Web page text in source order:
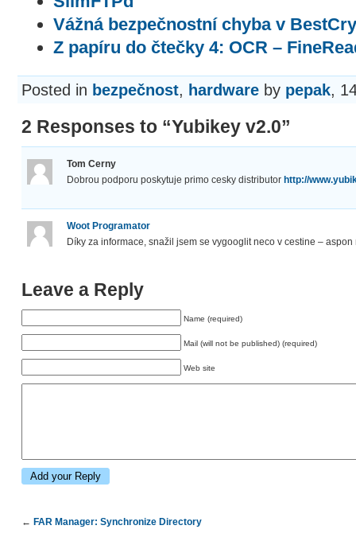
Vážná bezpečnostní chyba v
Z papíru do čtečky 4: OCR –
Posted in bezpečnost, hardware by pepak,
2 Responses to “Yubikey v2.0”
Tom Cerny
Dobrou podporu poskytuje primo cesky distributor http://
Woot Programator
Díky za informace, snažil jsem se vygooglit neco v cestine –
Leave a Reply
Name (required)
Mail (will not be published) (required)
Web site
← FAR Manager: Synchronize Directory